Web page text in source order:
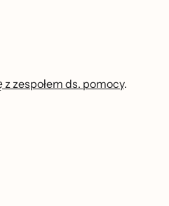
zespołem ds. pomocy.